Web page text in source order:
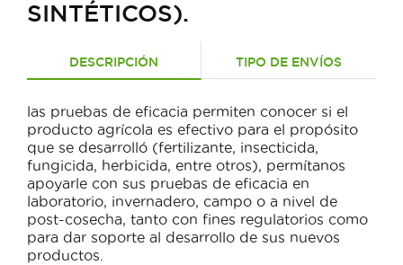
SINTÉTICOS).
DESCRIPCIÓN TIPO DE ENVÍOS
las pruebas de eficacia permiten conocer si el
producto agrícola es efectivo para el propósito
que se desarrolló (fertilizante, insecticida,
fungicida, herbicida, entre otros), permítanos
apoyarle con sus pruebas de eficacia en
laboratorio, invernadero, campo o a nivel de
post-cosecha, tanto con fines regulatorios como
para dar soporte al desarrollo de sus nuevos
productos.